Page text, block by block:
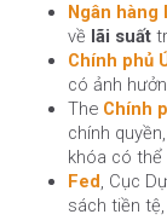
Ngân hàng
về lãi suất
Chính phủ
có ảnh
The Chính
chính
khóa có thể
Fed , Cục
sách tiền